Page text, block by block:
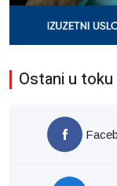
Ostani u toku